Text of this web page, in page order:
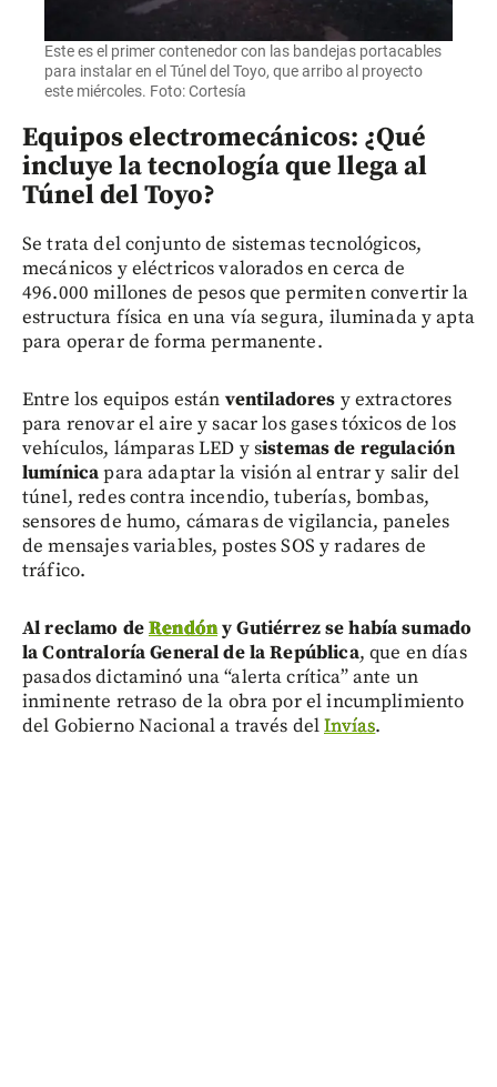
Este es el primer contenedor con las bandejas portacables
para instalar en el Túnel del Toyo, que arribo al proyecto
este miércoles. Foto: Cortesía
Equipos electromecánicos: ¿Qué
incluye la tecnología que llega al
Túnel del Toyo?
Se trata del conjunto de sistemas tecnológicos,
mecánicos y eléctricos valorados en cerca de
496.000 millones de pesos que permiten convertir la
estructura física en una vía segura, iluminada y apta
para operar de forma permanente.
Entre los equipos están ventiladores y extractores
para renovar el aire y sacar los gases tóxicos de los
vehículos, lámparas LED y sistemas de regulación
lumínicapara adaptar la visión al entrar y salir del
túnel, redes contra incendio, tuberías, bombas,
sensores de humo, cámaras de vigilancia, paneles
de mensajes variables, postes SOS y radares de
tráfico.
Al reclamo deRendóny Gutiérrez se había sumado
la Contraloría General de la República, que en días
pasados dictaminó una “alerta crítica” ante un
inminente retraso de la obra por el incumplimiento
del Gobierno Nacional a través delInvías.